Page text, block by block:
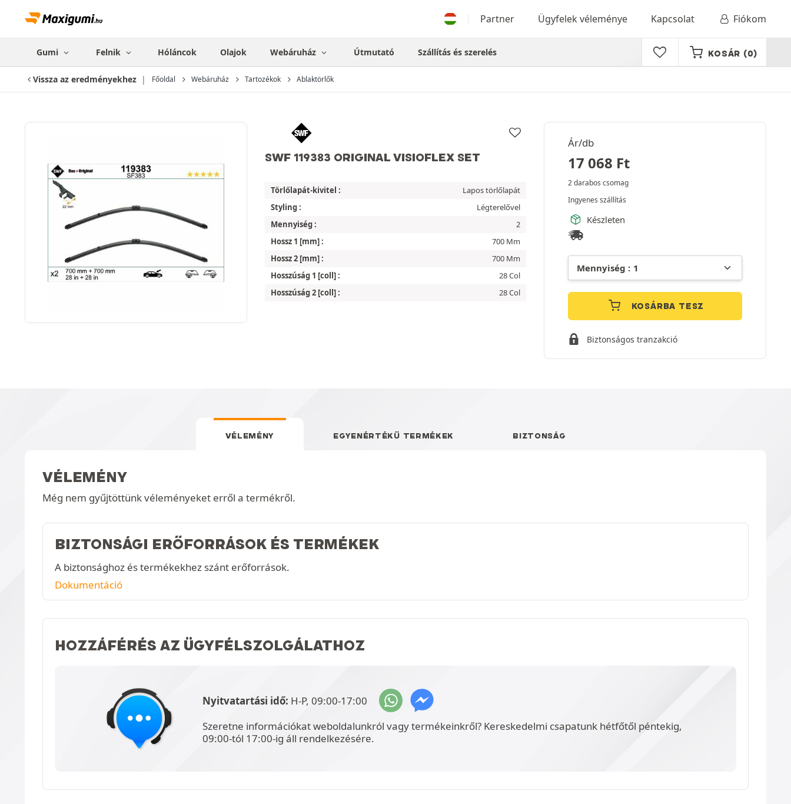
Partner Ügyfelek véleménye Kapcsolat Fiókom
Gumi Felnik Hóláncok Olajok Webáruház Útmutató Szállítás és szerelés KOSÁR (0)
Vissza az eredményekhez Főoldal Webáruház Tartozékok Ablaktörlők
SWF 119383 ORIGINAL VISIOFLEX SET
Ár/db
17 068 Ft
2 darabos csomag
Ingyenes szállítás
Készleten
KOSÁRBA TESZ
Biztonságos tranzakció
Törlőlapát-kivitel :
Lapos törlőlapát
Styling :
Légterelővel
Mennyiség :
2
Hossz 1 [mm] :
700 Mm
Hossz 2 [mm] :
700 Mm
Hosszúság 1 [coll] :
28 Col
Hosszúság 2 [coll] :
28 Col
VÉLEMÉNY EGYENÉRTÉKŰ TERMÉKEK BIZTONSÁG
VÉLEMÉNY
Még nem gyűjtöttünk véleményeket erről a termékről.
BIZTONSÁGI ERŐFORRÁSOK ÉS TERMÉKEK
A biztonsághoz és termékekhez szánt erőforrások.
Dokumentáció
HOZZÁFÉRÉS AZ ÜGYFÉLSZOLGÁLATHOZ
Nyitvatartási idő: H-P, 09:00-17:00
Szeretne információkat weboldalunkról vagy termékeinkről? Kereskedelmi csapatunk hétfőtől péntekig,
09:00-tól 17:00-ig áll rendelkezésére.